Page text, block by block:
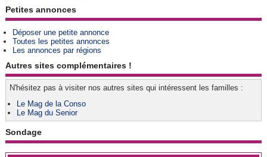
Petites annonces
Déposer une petite annonce
Toutes les petites annonces
Les annonces par régions
Autres sites complémentaires !
N'hésitez pas à visiter nos autres sites qui intéressent les familles :
Le Mag de la Conso
Le Mag du Senior
Sondage